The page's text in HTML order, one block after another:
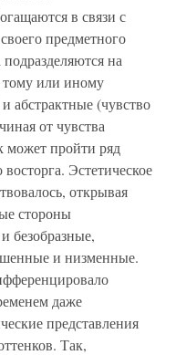
в связи с
предметного
на
тому или иному
абстрактные (чувство
от чувства
может пройти ряд
Эстетическое
открывая
стороны
безобразные,
и низменные.
даже
представления
Так,